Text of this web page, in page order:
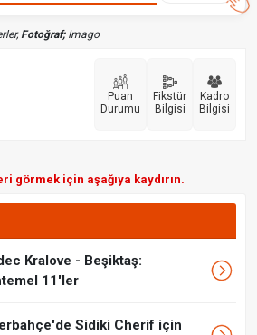
Fotoğraf;Imago
Puan
Durumu
Fikstür
Bilgisi
Kadro
Bilgisi
görmek için aşağıya kaydırın.
Kralove - Beşiktaş:
11'ler
Sidiki Cherif için